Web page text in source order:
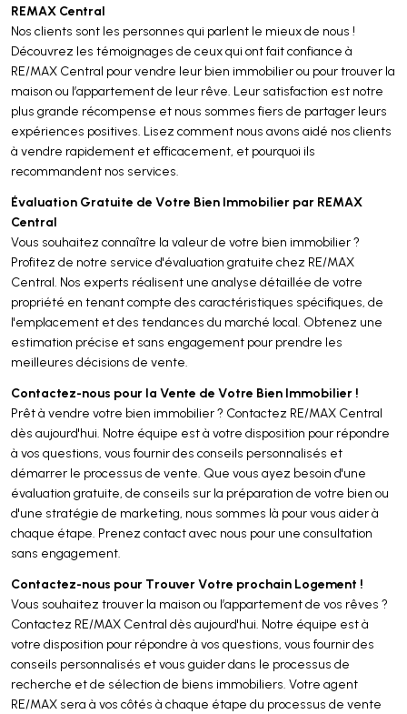
REMAX Central
Nos clients sont les personnes qui parlent le mieux de nous !
Découvrez les témoignages de ceux qui ont fait confiance à
RE/MAX Central pour vendre leur bien immobilier ou pour trouver la
maison ou l’appartement de leur rêve. Leur satisfaction est notre
plus grande récompense et nous sommes fiers de partager leurs
expériences positives. Lisez comment nous avons aidé nos clients
à vendre rapidement et efficacement, et pourquoi ils
recommandent nos services.
Évaluation Gratuite de Votre Bien Immobilier par REMAX
Central
Vous souhaitez connaître la valeur de votre bien immobilier ?
Profitez de notre service d'évaluation gratuite chez RE/MAX
Central. Nos experts réalisent une analyse détaillée de votre
propriété en tenant compte des caractéristiques spécifiques, de
l'emplacement et des tendances du marché local. Obtenez une
estimation précise et sans engagement pour prendre les
meilleures décisions de vente.
Contactez-nous pour la Vente de Votre Bien Immobilier !
Prêt à vendre votre bien immobilier ? Contactez RE/MAX Central
dès aujourd'hui. Notre équipe est à votre disposition pour répondre
à vos questions, vous fournir des conseils personnalisés et
démarrer le processus de vente. Que vous ayez besoin d'une
évaluation gratuite, de conseils sur la préparation de votre bien ou
d'une stratégie de marketing, nous sommes là pour vous aider à
chaque étape. Prenez contact avec nous pour une consultation
sans engagement.
Contactez-nous pour Trouver Votre prochain Logement !
Vous souhaitez trouver la maison ou l’appartement de vos rêves ?
Contactez RE/MAX Central dès aujourd'hui. Notre équipe est à
votre disposition pour répondre à vos questions, vous fournir des
conseils personnalisés et vous guider dans le processus de
recherche et de sélection de biens immobiliers. Votre agent
RE/MAX sera à vos côtés à chaque étape du processus de vente